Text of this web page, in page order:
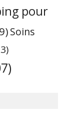
pour
Soins